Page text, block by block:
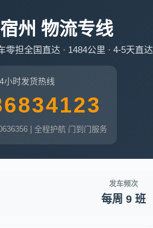
州 物流专线
零担全国直达 · 1484公里 · 4-5天直达
小时发货热线
| 全程护航 门到门服务
发车频次
每周 9 班